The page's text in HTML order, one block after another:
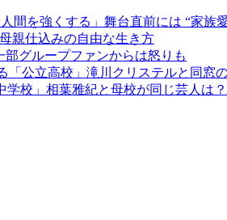
間を強くする」舞台直前には “家族
親仕込みの自由な生き方
グループファンからは怒りも
公立高校」滝川クリステルと同窓
校」相葉雅紀と母校が同じ芸人は？